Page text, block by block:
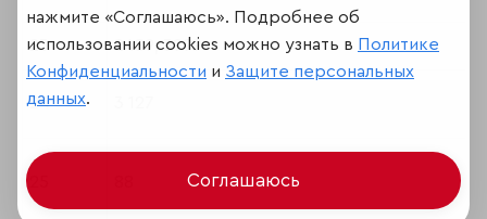
23 2489; 3999
24
нажмите «Соглашаюсь». Подробнее об
использовании cookies можно узнать в Политике
Конфиденциальности и Защите персональных
данных.
Соглашаюсь